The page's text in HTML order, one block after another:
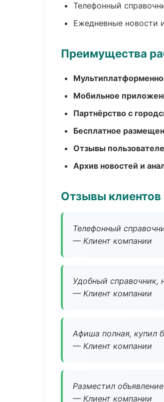
Телефонный
Ежедневные новости
Преимущества
Мобильное
Партнёрство с
Бесплатное
Отзывы
Архив новостей и
Отзывы клиентов
Телефонный
— Клиент компании
Удобный справочник,
— Клиент компании
Афиша полная, купил
— Клиент компании
Разместил
— Клиент компании